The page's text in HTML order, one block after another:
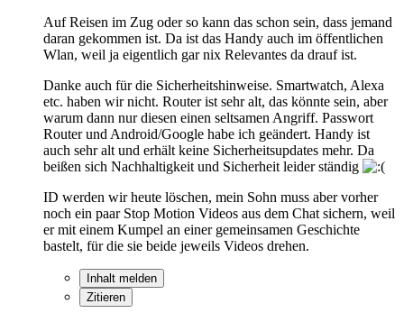
Auf Reisen im Zug oder so kann das schon sein, dass jemand
daran gekommen ist. Da ist das Handy auch im öffentlichen
Wlan, weil ja eigentlich gar nix Relevantes da drauf ist.
Danke auch für die Sicherheitshinweise. Smartwatch, Alexa
etc. haben wir nicht. Router ist sehr alt, das könnte sein, aber
warum dann nur diesen einen seltsamen Angriff. Passwort
Router und Android/Google habe ich geändert. Handy ist
auch sehr alt und erhält keine Sicherheitsupdates mehr. Da
beißen sich Nachhaltigkeit und Sicherheit leider ständig
ID werden wir heute löschen, mein Sohn muss aber vorher
noch ein paar Stop Motion Videos aus dem Chat sichern, weil
er mit einem Kumpel an einer gemeinsamen Geschichte
bastelt, für die sie beide jeweils Videos drehen.
Inhalt melden
Zitieren